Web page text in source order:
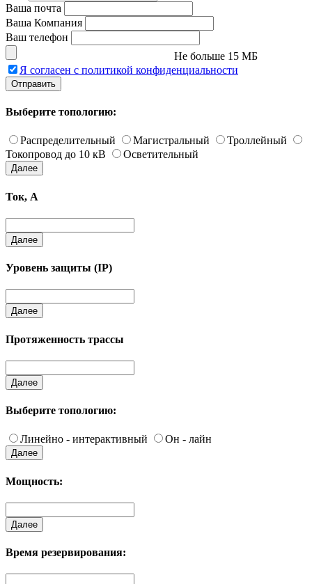
Ваша почта
Ваша Компания
Ваш телефон
Не больше 15 МБ
Я согласен с политикой конфиденциальности
Отправить
Выберите топологию:
Распределительный Магистральный
Троллейный
Токопровод до 10 кВ
Осветительный
Далее
Ток, А
Далее
Уровень защиты (IP)
Далее
Протяженность трассы
Далее
Выберите топологию:
Линейно - интерактивный Он - лайн
Далее
Мощность:
Далее
Время резервирования: